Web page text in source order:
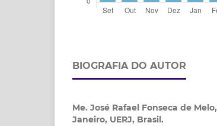
BIOGRAFIA DO AUTOR
Me. José Rafael Fonseca de Melo,
Janeiro, UERJ, Brasil.